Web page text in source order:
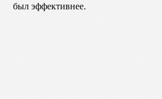
был эффективнее.